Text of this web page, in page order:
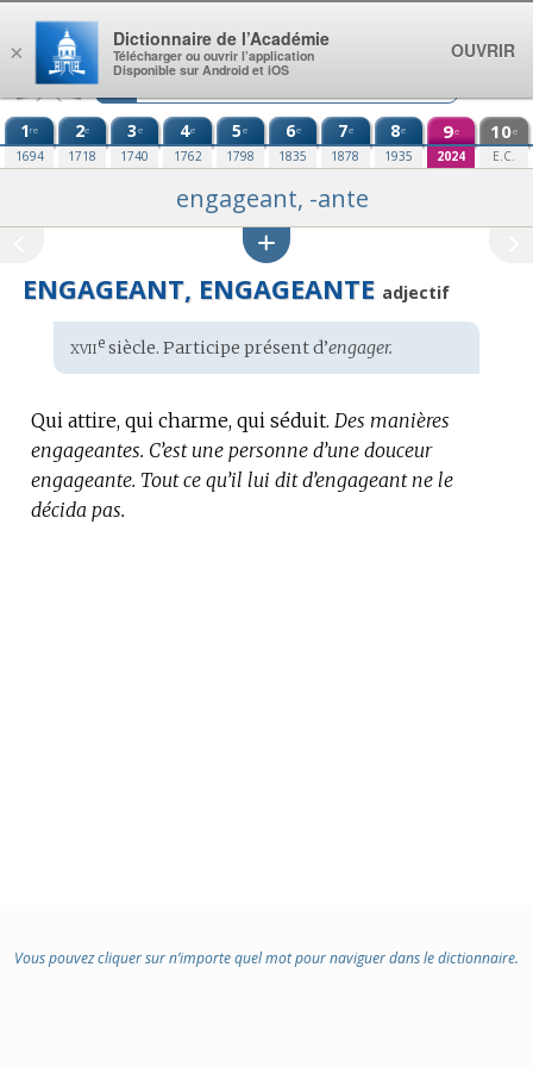
Aller au contenu
1re
1694
2e
1718
3e
1740
4e
1762
5e
1798
6e
1835
7e
1878
8e
1935
9e
2024
10e
E.C.
engageant, -ante
ENGAGEANT, ENGAGEANTE adjectif
Étymologie
:
xviiesiècle. Participe présent d’engager.
Qui attire, qui charme, qui séduit. Des manières
engageantes. C’est une personne d’une douceur
engageante. Tout ce qu’il lui dit d’engageant ne le
décida pas.
Vous pouvez cliquer sur n’importe quel mot pour naviguer dans le dictionnaire.
×
Dictionnaire de l’Académie
Télécharger ou ouvrir l’application
Disponible sur Android et iOS
OUVRIR